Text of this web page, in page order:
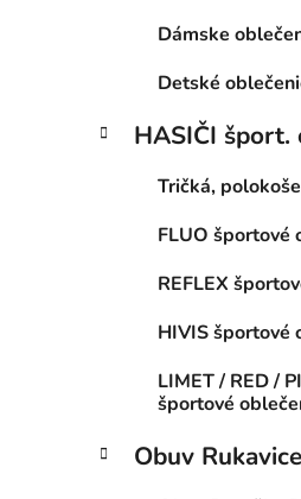
Dámske
Detské
HASIČI šport.
Tričká,
FLUO športové
REFLEX
HIVIS športové
LIMET / RED /
športové
Obuv